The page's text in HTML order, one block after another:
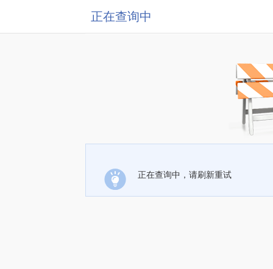
正在查询中
正在查询中，请刷新重试